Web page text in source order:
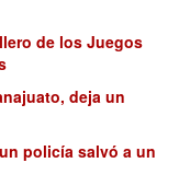
de los Juegos
deja un
policía salvó a un